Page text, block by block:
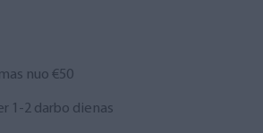
nuo €50
1-2 darbo dienas